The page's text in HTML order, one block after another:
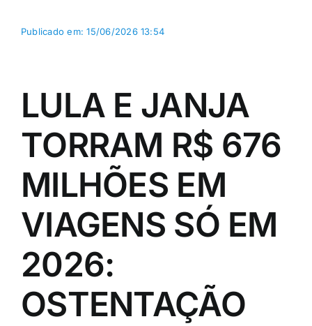
Publicado em: 15/06/2026 13:54
LULA E JANJA
TORRAM R$ 676
MILHÕES EM
VIAGENS SÓ EM
2026:
OSTENTAÇÃO